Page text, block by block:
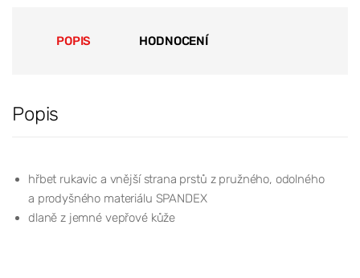
POPIS HODNOCENÍ
Popis
hřbet rukavic a vnější strana prstů z pružného, odolného
a prodyšného materiálu SPANDEX
dlaně z jemné vepřové kůže